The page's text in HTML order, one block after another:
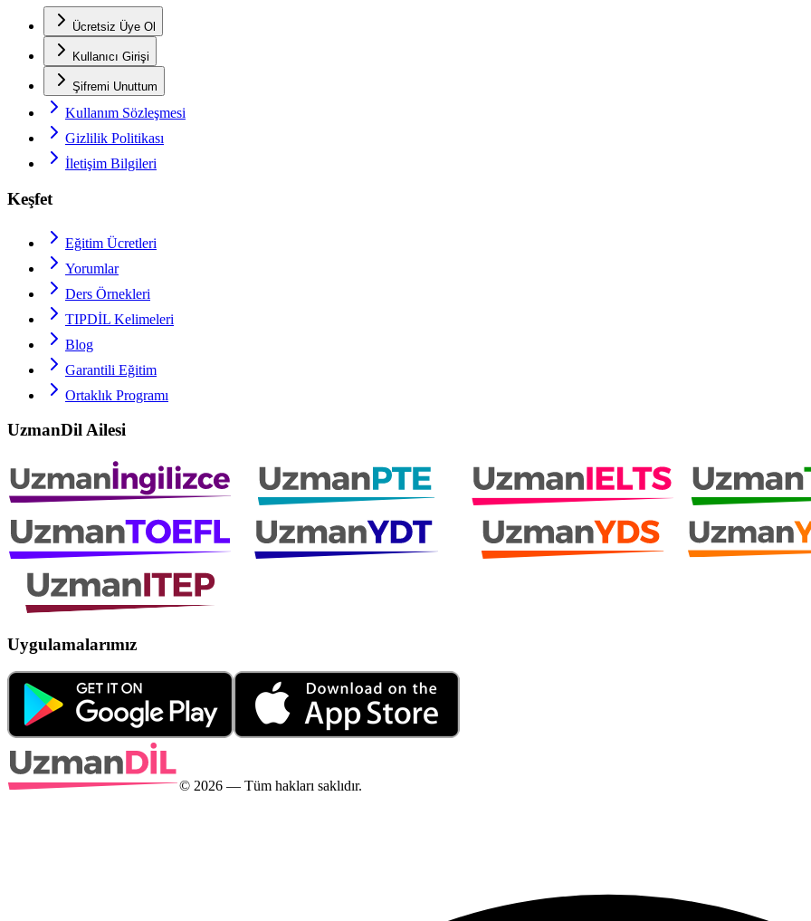
Ücretsiz Üye Ol
Kullanıcı Girişi
Şifremi Unuttum
Kullanım Sözleşmesi
Gizlilik Politikası
İletişim Bilgileri
Keşfet
Eğitim Ücretleri
Yorumlar
Ders Örnekleri
TIPDİL Kelimeleri
Blog
Garantili Eğitim
Ortaklık Programı
UzmanDil Ailesi
Uygulamalarımız
© 2026 — Tüm hakları saklıdır.